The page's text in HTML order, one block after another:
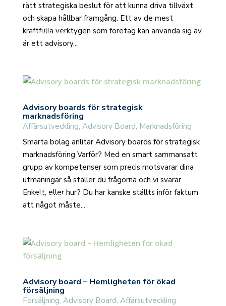
rätt strategiska beslut för att kunna driva tillväxt
och skapa hållbar framgång. Ett av de mest
kraftfulla verktygen som företag kan använda sig av
är ett advisory...
read more
Advisory boards för strategisk
marknadsföring
Affärsutveckling, Advisory Board, Marknadsföring
Smarta bolag anlitar Advisory boards för strategisk
marknadsföring Varför? Med en smart sammansatt
grupp av kompetenser som precis motsvarar dina
utmaningar så ställer du frågorna och vi svarar.
Enkelt, eller hur? Du har kanske ställts inför faktum
att något måste...
read more
Advisory board – Hemligheten för ökad
försäljning
Försäljning, Advisory Board, Affärsutveckling